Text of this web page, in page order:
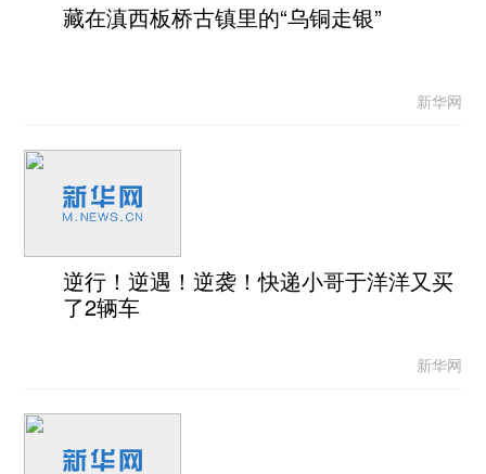
藏在滇西板桥古镇里的“乌铜走银”
新华网
逆行！逆遇！逆袭！快递小哥于洋洋又买
了2辆车
新华网